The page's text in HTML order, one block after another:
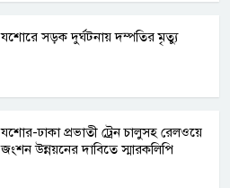
যশোরে সড়ক দুর্ঘটনায় দম্পতির মৃত্যু
যশোর-ঢাকা প্রভাতী ট্রেন চালুসহ রেলওয়ে
জংশন উন্নয়নের দাবিতে স্মারকলিপি